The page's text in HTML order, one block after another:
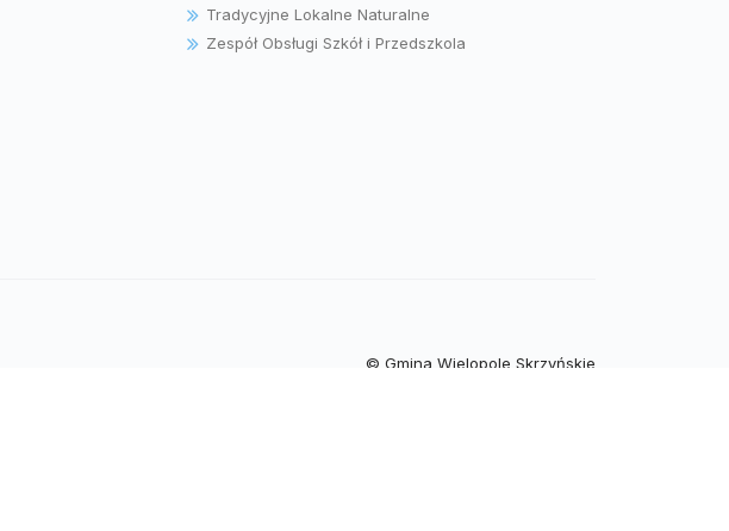
Tradycyjne Lokalne Naturalne
Zespół Obsługi Szkół i Przedszkola
© Gmina Wielopole Skrzyńskie